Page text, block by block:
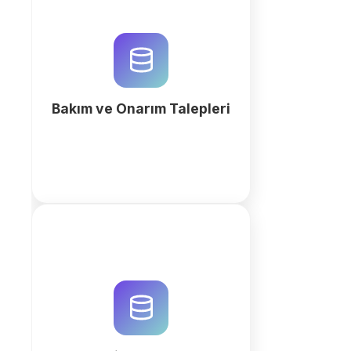
Bakım ve Onarım Talepleri
ve onarım süreçlerini dijitalleştirin.
AI destekli iş alanı oluşturucu ile
verimliliği artırın ve operasyonları
tek noktadan yönetin.
Portföyünüzü, müşterilerinizi ve
sözleşmelerinizi tek sistemde
yönetin: ilanlar, randevular,
belgeler ve müşteri portalı.